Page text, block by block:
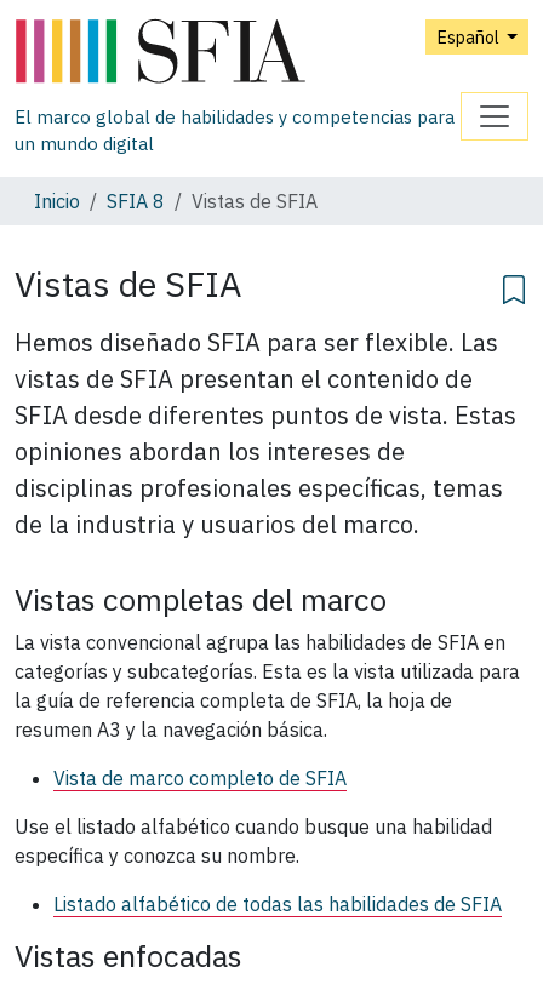
Español
El marco global de habilidades y competencias para
un mundo digital
Inicio SFIA 8 Vistas de SFIA
Vistas de SFIA
Hemos diseñado SFIA para ser flexible. Las
vistas de SFIA presentan el contenido de
SFIA desde diferentes puntos de vista. Estas
opiniones abordan los intereses de
disciplinas profesionales específicas, temas
de la industria y usuarios del marco.
Vistas completas del marco
La vista convencional agrupa las habilidades de SFIA en
categorías y subcategorías. Esta es la vista utilizada para
la guía de referencia completa de SFIA, la hoja de
resumen A3 y la navegación básica.
Vista de marco completo de SFIA
Use el listado alfabético cuando busque una habilidad
específica y conozca su nombre.
Listado alfabético de todas las habilidades de SFIA
Vistas enfocadas